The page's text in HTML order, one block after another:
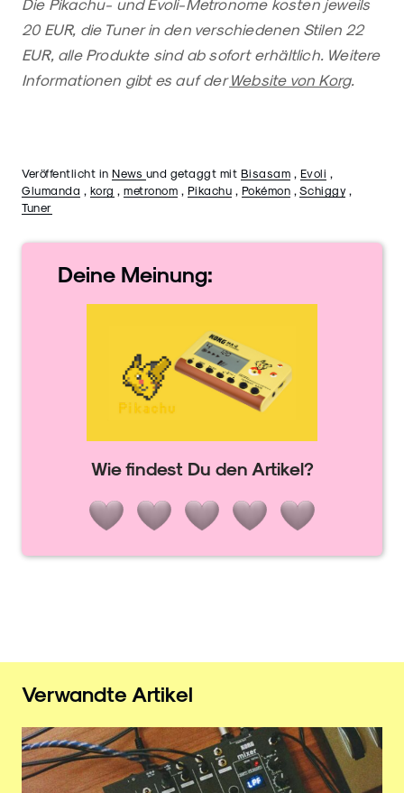
Die Pikachu- und Evoli-Metronome kosten jeweils
20 EUR, die Tuner in den verschiedenen Stilen 22
EUR, alle Produkte sind ab sofort erhältlich. Weitere
Informationen gibt es auf derWebsite von Korg.
Veröffentlicht in News und getaggt mit Bisasam , Evoli ,
Glumanda , korg , metronom , Pikachu , Pokémon , Schiggy,
Tuner
Deine Meinung:
Wie findest Du den Artikel?
Verwandte Artikel